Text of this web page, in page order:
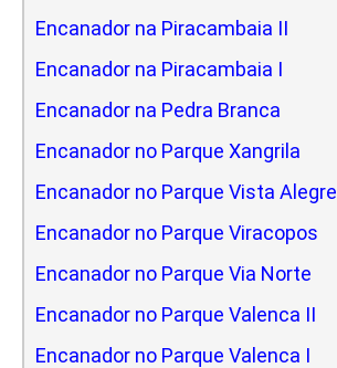
Encanador na Piracambaia II
Encanador na Piracambaia I
Encanador na Pedra Branca
Encanador no Parque Xangrila
Encanador no Parque Vista Alegre
Encanador no Parque Viracopos
Encanador no Parque Via Norte
Encanador no Parque Valenca II
Encanador no Parque Valenca I